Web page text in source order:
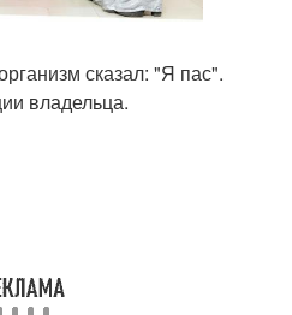
сказал: "Я пас".
владельца.